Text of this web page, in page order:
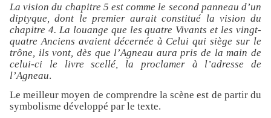
La vision du chapitre 5 est comme le second panneau d’un
diptyque, dont le premier aurait constitué la vision du
chapitre 4. La louange que les quatre Vivants et les vingt-
quatre Anciens avaient décernée à Celui qui siège sur le
trône, ils vont, dès que l’Agneau aura pris de la main de
celui-ci le livre scellé, la proclamer à l’adresse de
l’Agneau.
Le meilleur moyen de comprendre la scène est de partir du
symbolisme développé par le texte.